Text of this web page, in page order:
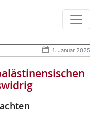
1. Januar 2025